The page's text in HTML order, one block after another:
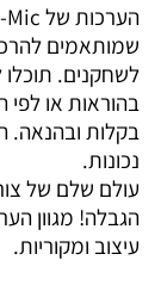
שמותאמים
לשחקנים.
בהוראות או לפי
בקלות ובהנאה.
נכונות.
עולם שלם של
עיצוב ומקוריות.